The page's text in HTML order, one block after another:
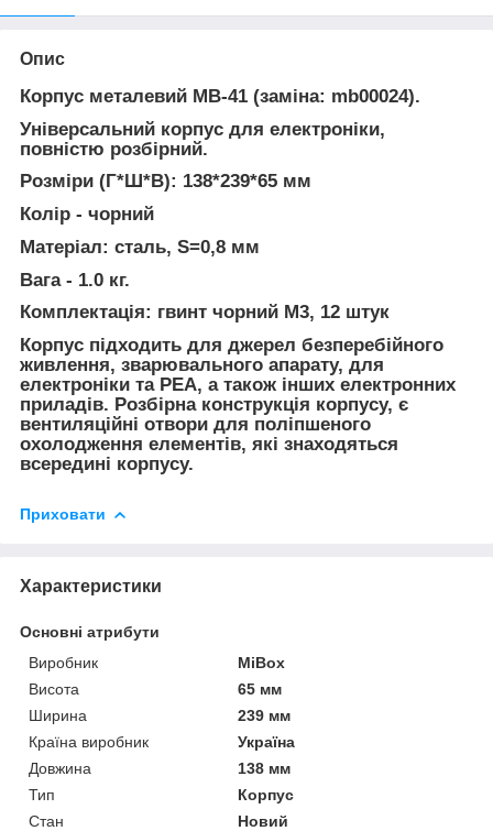
Опис
Корпус металевий MB-41 (заміна: mb00024).
Універсальний корпус для електроніки,
повністю розбірний.
Розміри (Г*Ш*В): 138*239*65 мм
Колір - чорний
Матеріал: сталь, S=0,8 мм
Вага - 1.0 кг.
Комплектація: гвинт чорний М3, 12 штук
Корпус підходить для джерел безперебійного
живлення, зварювального апарату, для
електроніки та РЕА, а також інших електронних
приладів. Розбірна конструкція корпусу, є
вентиляційні отвори для поліпшеного
охолодження елементів, які знаходяться
всередині корпусу.
Приховати
Характеристики
Основні атрибути
Виробник
MiBox
Висота
65 мм
Ширина
239 мм
Країна виробник
Україна
Довжина
138 мм
Тип
Корпус
Стан
Новий